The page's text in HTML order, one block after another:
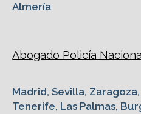
Almería
Abogado Policía
Madrid, Sevilla,
Tenerife, Las Palmas,